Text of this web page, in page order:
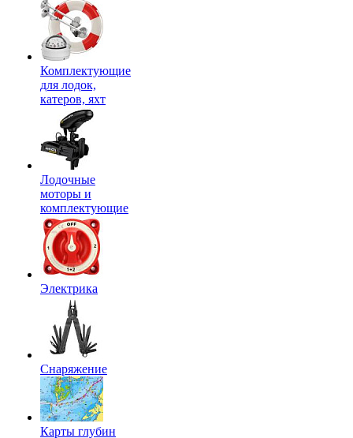
Комплектующие
для лодок,
катеров, яхт
Лодочные
моторы и
комплектующие
Электрика
Снаряжение
Карты глубин